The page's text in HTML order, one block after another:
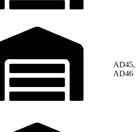
AD45,
AD46